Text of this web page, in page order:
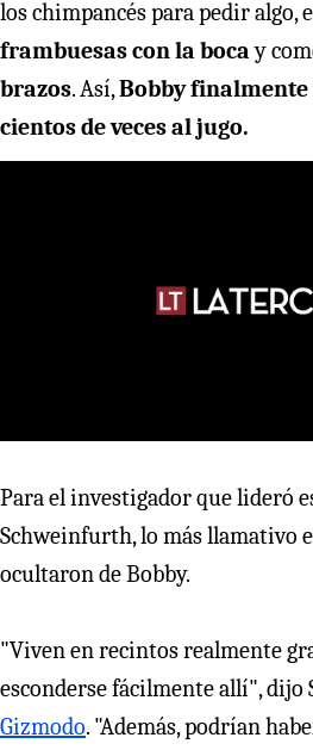
los chimpancés para pedir algo,
frambuesas con la bocay
brazos. Así,Bobby finalmente
cientos de veces al jugo.
Para el investigador que lideró
Schweinfurth, lo más llamativo
ocultaron de Bobby.
"Viven en recintos realmente
esconderse fácilmente allí",
Gizmodo. "Además, podrían